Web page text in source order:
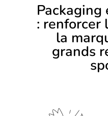
: renforcer
la
grands